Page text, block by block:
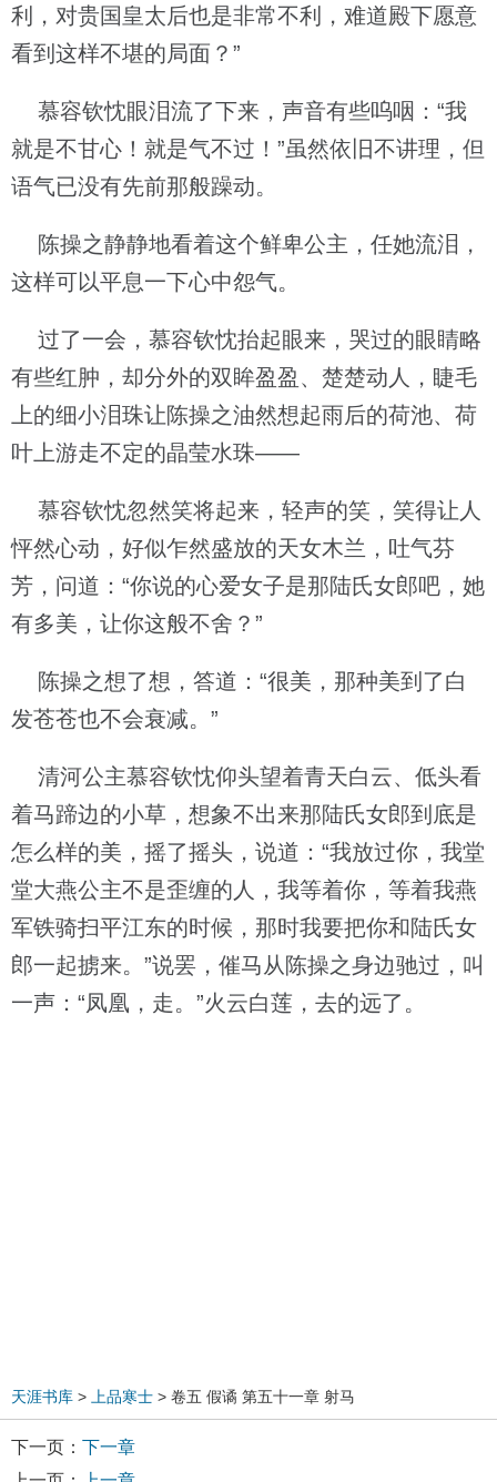
利，对贵国皇太后也是非常不利，难道殿下愿意
看到这样不堪的局面？”
慕容钦忱眼泪流了下来，声音有些呜咽：“我
就是不甘心！就是气不过！”虽然依旧不讲理，但
语气已没有先前那般躁动。
陈操之静静地看着这个鲜卑公主，任她流泪，
这样可以平息一下心中怨气。
过了一会，慕容钦忱抬起眼来，哭过的眼睛略
有些红肿，却分外的双眸盈盈、楚楚动人，睫毛
上的细小泪珠让陈操之油然想起雨后的荷池、荷
叶上游走不定的晶莹水珠——
慕容钦忱忽然笑将起来，轻声的笑，笑得让人
怦然心动，好似乍然盛放的天女木兰，吐气芬
芳，问道：“你说的心爱女子是那陆氏女郎吧，她
有多美，让你这般不舍？”
陈操之想了想，答道：“很美，那种美到了白
发苍苍也不会衰减。”
清河公主慕容钦忱仰头望着青天白云、低头看
着马蹄边的小草，想象不出来那陆氏女郎到底是
怎么样的美，摇了摇头，说道：“我放过你，我堂
堂大燕公主不是歪缠的人，我等着你，等着我燕
军铁骑扫平江东的时候，那时我要把你和陆氏女
郎一起掳来。”说罢，催马从陈操之身边驰过，叫
一声：“凤凰，走。”火云白莲，去的远了。
天涯书库 > 上品寒士 > 卷五 假谲 第五十一章 射马
下一页： 下一章